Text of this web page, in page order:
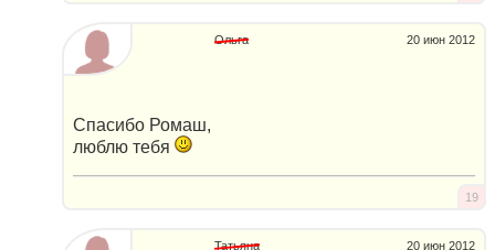
20 июн 2012
Ольга
Спасибо Ромаш,
люблю тебя
19
20 июн 2012
Татьяна